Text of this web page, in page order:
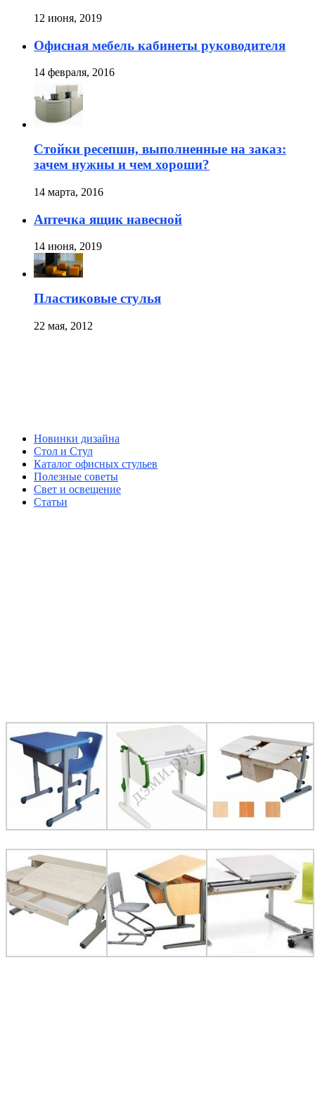
12 июня, 2019
Офисная мебель кабинеты руководителя
14 февраля, 2016
Стойки ресепшн, выполненные на заказ:
зачем нужны и чем хороши?
14 марта, 2016
Аптечка ящик навесной
14 июня, 2019
Пластиковые стулья
22 мая, 2012
Новинки дизайна
Стол и Стул
Каталог офисных стульев
Полезные советы
Свет и освещение
Статьи